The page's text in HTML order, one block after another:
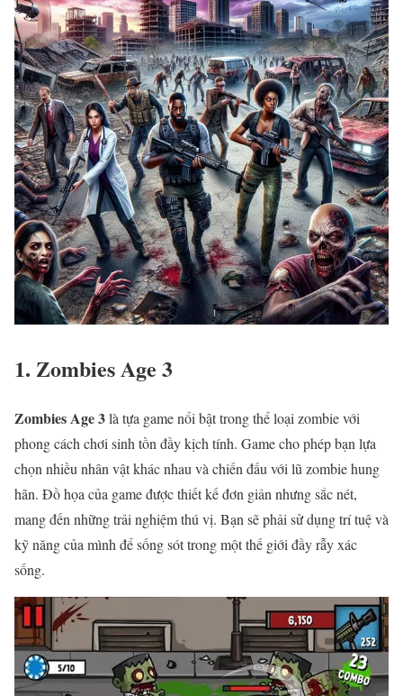
1. Zombies Age 3
Zombies Age 3là tựa game nổi bật trong thể loại zombie với
phong cách chơi sinh tồn đầy kịch tính. Game cho phép bạn lựa
chọn nhiều nhân vật khác nhau và chiến đấu với lũ zombie hung
hãn. Đồ họa của game được thiết kế đơn giản nhưng sắc nét,
mang đến những trải nghiệm thú vị. Bạn sẽ phải sử dụng trí tuệ và
kỹ năng của mình để sống sót trong một thế giới đầy rẫy xác
sống.